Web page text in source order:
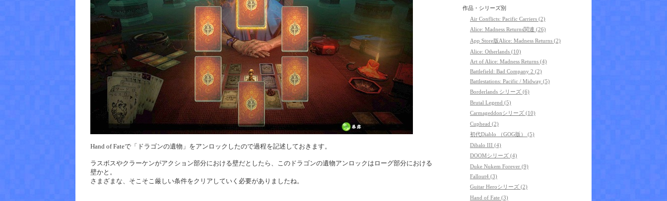
Hand of Fateで「ドラゴンの遺物」をアンロックしたので過程を記述しておきます。
ラスボスやクラーケンがアクション部分における壁だとしたら、このドラゴンの遺物アンロックはローグ部分における
壁かと。
さまざまな、そこそこ厳しい条件をクリアしていく必要がありましたね。
作品・シリーズ別
Air Conflicts: Pacific Carriers (2)
Alice: Madness Returns関連 (26)
App Store版Alice: Madness Returns (2)
Alice: Otherlands (10)
Art of Alice: Madness Returns (4)
Battlefield: Bad Company 2 (2)
Battlestations: Pacific / Midway (5)
Borderlands シリーズ (6)
Brutal Legend (5)
Carmageddonシリーズ (10)
Cuphead (2)
初代Diablo （GOG版） (5)
Dibalo III (4)
DOOMシリーズ (4)
Duke Nukem Forever (9)
Fallout4 (3)
Guitar Heroシリーズ (2)
Hand of Fate (3)